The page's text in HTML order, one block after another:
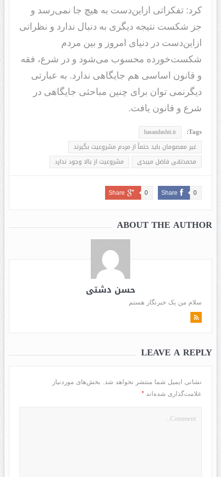
کرد: تفکراتی ازاین‌دست به هیچ جا نمی‌رسد و
جز شکست نتیجه دیگری به دنبال ندارد و نظراتی
ازاین‌دست در دنیای امروز و بین مردم
شکست‌خورده محسوب می‌شود و در شرع، فقه
و قانون اساسی هم جایگاهی ندارد. به عبارتی
دیگرنمی توان برای چنین مباحثی جایگاهی در
شرع و قانون یافت.
Tags:
hasandashti.ir
غیر معصومان باید حتماً از مردم مشروعیت بگیرند
محمدتقی فاضل میبدی
مشروعیت از بالا وجود ندارد
Share 0
Share 0
ABOUT THE AUTHOR
حسن دشتی
سلام من یک خبرنگار هستم
LEAVE A REPLY
نشانی ایمیل شما منتشر نخواهد شد. بخش‌های موردنیاز
علامت‌گذاری شده‌اند *